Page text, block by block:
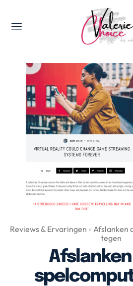
Valerie's Topics
Travel &
Food &
Happyness &
Lifestyle, Sport &
Gadgets &
Top 5 van
Health & Beauty
Huis & Tuin
Nieuws & Media
Over Valerie
Over Valerie
De Top 5
Contact
Reviews & Ervaringen
Afslanken
tegen